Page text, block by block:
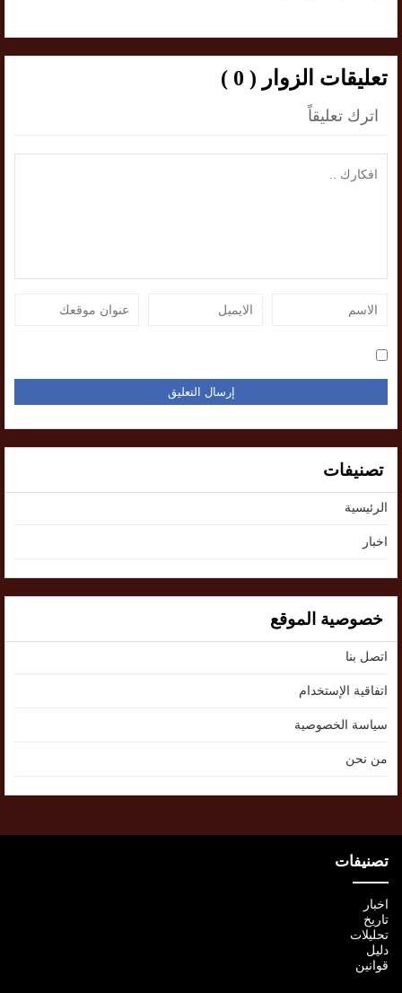
تعليقات الزوار ( 0 )
اترك تعليقاً
تصنيفات
الرئيسية
اخبار
خصوصية الموقع
اتصل بنا
اتفاقية الإستخدام
سياسة الخصوصية
من نحن
تصنيفات
اخبار
تاريخ
تحليلات
دليل
قوانين